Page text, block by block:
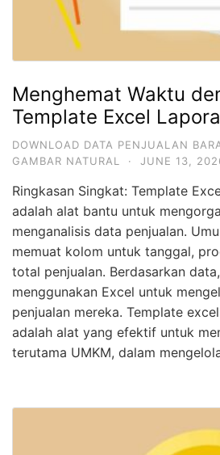
Menghemat Waktu
Template Excel
DOWNLOAD DATA PENJUALAN
GAMBAR NATURAL
· JUNE 13,
Ringkasan Singkat: Template
adalah alat bantu untuk
menganalisis data penjualan.
memuat kolom untuk tanggal,
total penjualan. Berdasarkan
menggunakan Excel untuk
penjualan mereka. Template
adalah alat yang efektif untuk
terutama UMKM, dalam